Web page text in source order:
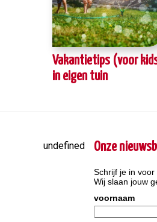
Vakantietips (voor
in eigen tuin
undefined Onze
Schrijf je in
Wij slaan jouw
voornaam